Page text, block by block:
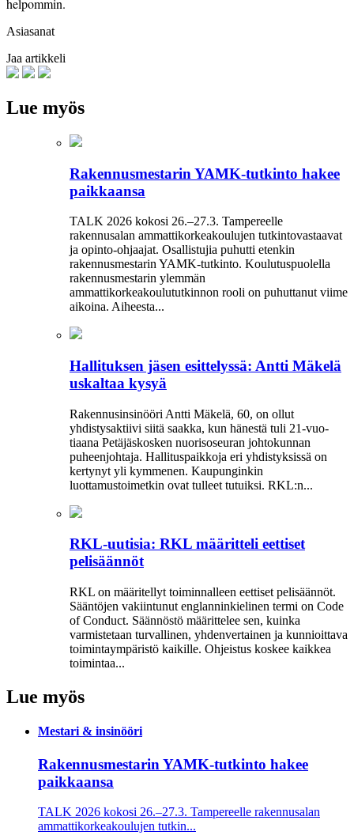
helpommin.
Asiasanat
Jaa artikkeli
Lue myös
Rakennusmestarin YAMK-tutkinto hakee
paikkaansa
TALK 2026 kokosi 26.–27.3. Tampereelle
rakennusalan ammattikorkeakoulujen tutkintovastaavat
ja opinto-ohjaajat. Osallistujia puhutti etenkin
rakennusmestarin YAMK-tutkinto. Koulutuspuolella
rakennusmestarin ylemmän
ammattikorkeakoulututkinnon rooli on puhuttanut viime
­aikoina. ­Aiheesta...
Hallituksen jäsen esittelyssä: Antti Mäkelä
uskaltaa kysyä
Rakennusinsinööri Antti Mäkelä, 60, on ollut
yhdistysaktiivi siitä saakka, kun hänestä tuli 21-vuo­
tiaana Petäjäskosken nuoriso­seuran johtokunnan
puheenjohtaja. Hallituspaikkoja eri yhdistyksissä on
kertynyt yli kymmenen. Kaupunginkin
luottamustoimetkin ovat tulleet tutuiksi. RKL:n...
RKL-uutisia: RKL määritteli eettiset
pelisäännöt
RKL on määritellyt toiminnalleen eettiset peli­säännöt.
Sääntöjen vakiintunut englanninkielinen termi on Code
of Conduct. Säännöstö määrittelee sen, kuinka
varmistetaan turvallinen, yhdenvertainen ja kun­nioittava
toimintaympäristö kaikille. Ohjeistus koskee kaikkea
toimintaa...
Lue myös
Mestari & insinööri
Rakennusmestarin YAMK-tutkinto hakee
paikkaansa
TALK 2026 kokosi 26.–27.3. Tampereelle rakennusalan
ammattikorkeakoulujen tutkin...